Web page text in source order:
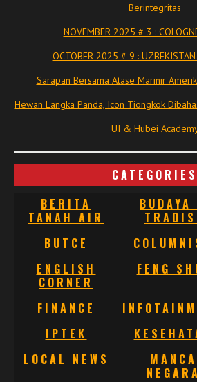
Berintegritas
NOVEMBER 2025 # 3 :
OCTOBER 2025 # 9 : UZBEKISTAN
Sarapan Bersama Atase Marinir
Hewan Langka Panda, Icon Tiongkok
UI & Hubei
CATEGORIES
BERITA
TANAH AIR
BUDAYA
BUTCE
ENGLISH
CORNER
FENG
FINANCE
IPTEK
LOCAL NEWS
MANCA
NEGARA